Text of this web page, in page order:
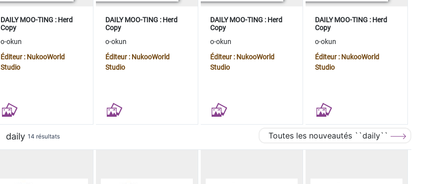
DAILY MOO-TING : Herd
Copy
o-okun
Éditeur : NukooWorld
Studio
DAILY MOO-TING : Herd
Copy
o-okun
Éditeur : NukooWorld
Studio
DAILY MOO-TING : Herd
Copy
o-okun
Éditeur : NukooWorld
Studio
DAILY MOO-TING : Herd
Copy
o-okun
Éditeur : NukooWorld
Studio
daily 14 résultats Toutes les nouveautés ``daily``